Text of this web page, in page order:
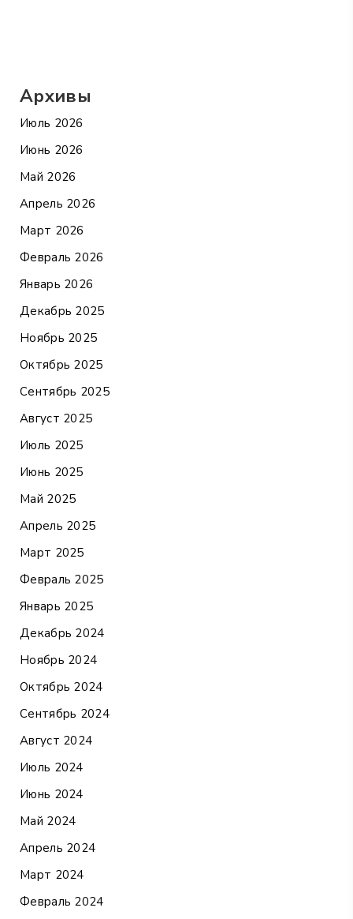
Архивы
Июль 2026
Июнь 2026
Май 2026
Апрель 2026
Март 2026
Февраль 2026
Январь 2026
Декабрь 2025
Ноябрь 2025
Октябрь 2025
Сентябрь 2025
Август 2025
Июль 2025
Июнь 2025
Май 2025
Апрель 2025
Март 2025
Февраль 2025
Январь 2025
Декабрь 2024
Ноябрь 2024
Октябрь 2024
Сентябрь 2024
Август 2024
Июль 2024
Июнь 2024
Май 2024
Апрель 2024
Март 2024
Февраль 2024